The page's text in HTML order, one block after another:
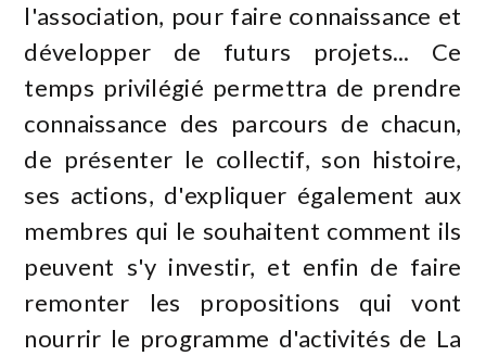
l'association, pour faire connaissance et
développer de futurs projets... Ce
temps privilégié permettra de prendre
connaissance des parcours de chacun,
de présenter le collectif, son histoire,
ses actions, d'expliquer également aux
membres qui le souhaitent comment ils
peuvent s'y investir, et enfin de faire
remonter les propositions qui vont
nourrir le programme d'activités de La